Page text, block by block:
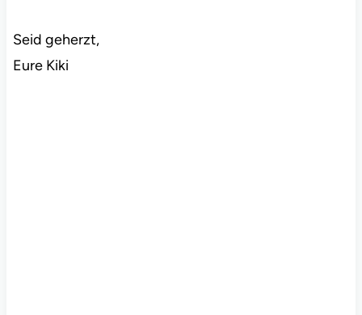
Seid geherzt,
Eure Kiki